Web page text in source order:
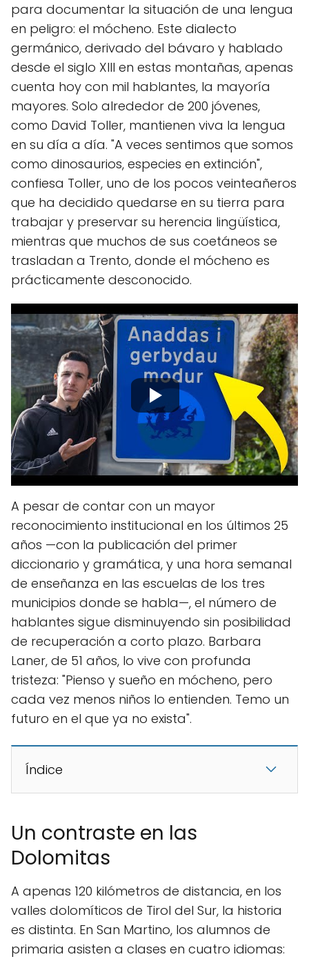
para documentar la situación de una lengua
en peligro: el mócheno. Este dialecto
germánico, derivado del bávaro y hablado
desde el siglo XIII en estas montañas, apenas
cuenta hoy con mil hablantes, la mayoría
mayores. Solo alrededor de 200 jóvenes,
como David Toller, mantienen viva la lengua
en su día a día. "A veces sentimos que somos
como dinosaurios, especies en extinción",
confiesa Toller, uno de los pocos veinteañeros
que ha decidido quedarse en su tierra para
trabajar y preservar su herencia lingüística,
mientras que muchos de sus coetáneos se
trasladan a Trento, donde el mócheno es
prácticamente desconocido.
A pesar de contar con un mayor
reconocimiento institucional en los últimos 25
años —con la publicación del primer
diccionario y gramática, y una hora semanal
de enseñanza en las escuelas de los tres
municipios donde se habla—, el número de
hablantes sigue disminuyendo sin posibilidad
de recuperación a corto plazo. Barbara
Laner, de 51 años, lo vive con profunda
tristeza: "Pienso y sueño en mócheno, pero
cada vez menos niños lo entienden. Temo un
futuro en el que ya no exista".
Índice
Un contraste en las
Dolomitas
A apenas 120 kilómetros de distancia, en los
valles dolomíticos de Tirol del Sur, la historia
es distinta. En San Martino, los alumnos de
primaria asisten a clases en cuatro idiomas: